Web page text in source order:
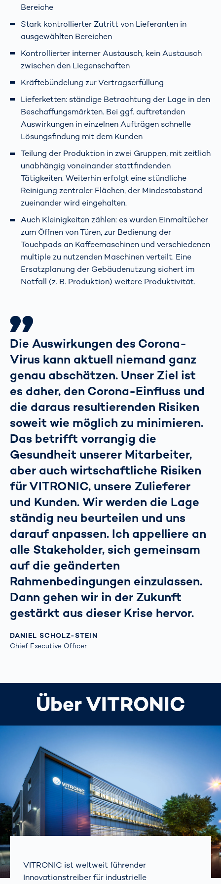
Bereiche
Stark kontrollierter Zutritt von Lieferanten in
ausgewählten Bereichen
Kontrollierter interner Austausch, kein Austausch
zwischen den Liegenschaften
Kräftebündelung zur Vertragserfüllung
Lieferketten: ständige Betrachtung der Lage in den
Beschaffungsmärkten. Bei ggf. auftretenden
Auswirkungen in einzelnen Aufträgen schnelle
Lösungsfindung mit dem Kunden
Teilung der Produktion in zwei Gruppen, mit zeitlich
unabhängig voneinander stattfindenden
Tätigkeiten. Weiterhin erfolgt eine stündliche
Reinigung zentraler Flächen, der Mindestabstand
zueinander wird eingehalten.
Auch Kleinigkeiten zählen: es wurden Einmaltücher
zum Öffnen von Türen, zur Bedienung der
Touchpads an Kaffeemaschinen und verschiedenen
multiple zu nutzenden Maschinen verteilt. Eine
Ersatzplanung der Gebäudenutzung sichert im
Notfall (z. B. Produktion) weitere Produktivität.
Die Auswirkungen des Corona-
Virus kann aktuell niemand ganz
genau abschätzen. Unser Ziel ist
es daher, den Corona-Einfluss und
die daraus resultierenden Risiken
soweit wie möglich zu minimieren.
Das betrifft vorrangig die
Gesundheit unserer Mitarbeiter,
aber auch wirtschaftliche Risiken
für VITRONIC, unsere Zulieferer
und Kunden. Wir werden die Lage
ständig neu beurteilen und uns
darauf anpassen. Ich appelliere an
alle Stakeholder, sich gemeinsam
auf die geänderten
Rahmenbedingungen einzulassen.
Dann gehen wir in der Zukunft
gestärkt aus dieser Krise hervor.
DANIEL SCHOLZ-STEIN
Chief Executive Officer
Über VITRONIC
VITRONIC ist weltweit führender
Innovationstreiber für industrielle